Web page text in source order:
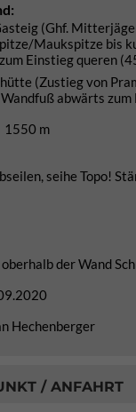
(Ghf.
Maukspitze bis
Einstieg queren
(Zustieg von
abwärts
1550 m
seihe Topo!
der Wand
Hechenberger
/ ANFAHRT